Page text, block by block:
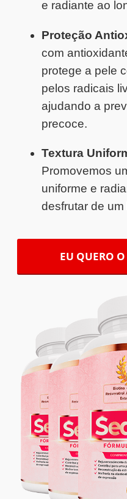
e radiante ao
Proteção
com
protege a pele
pelos radicais
ajudando a
precoce.
Textura
Promovemos
uniforme e
desfrutar de
EU QUERO